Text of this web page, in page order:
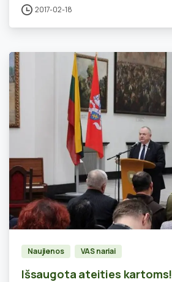
2017-02-18
Naujienos VAS nariai
Išsaugota ateities kartoms!